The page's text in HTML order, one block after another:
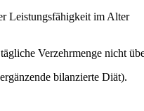
Leistungsfähigkeit im Alter
Verzehrmenge nicht
bilanzierte Diät).